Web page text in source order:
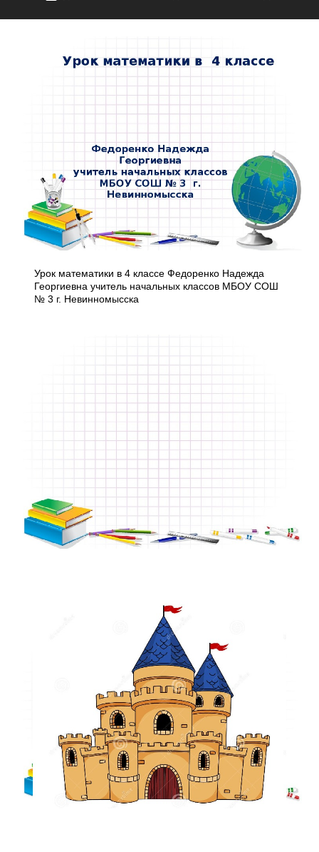
Урок математики в 4 классе Федоренко Надежда
Георгиевна учитель начальных классов МБОУ СОШ
№ 3 г. Невинномысска